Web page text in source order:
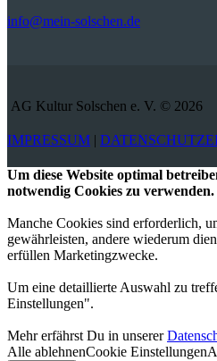
info@mein-solschen.de
AG Kultur Solschen e. V. © 2026
IMPRESSUM |
Um diese Website optimal
notwendig Cookies zu verwenden.
Manche Cookies sind erforderlich,
gewährleisten, andere wiederum
erfüllen Marketingzwecke.
Um eine detaillierte Auswahl zu
Einstellungen".
Mehr erfährst Du in unserer
Alle ablehnenCookie Einstellungen